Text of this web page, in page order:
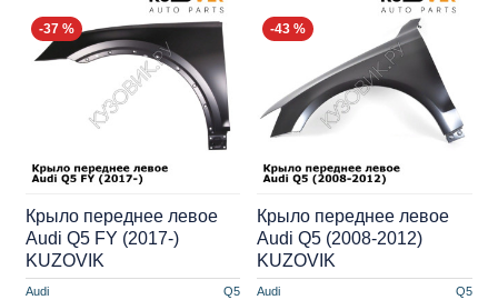
-37 %
Audi Q5
Крыло переднее левое
Audi Q5 FY (2017-)
KUZOVIK
-43 %
Audi Q5
Крыло переднее левое
Audi Q5 (2008-2012)
KUZOVIK